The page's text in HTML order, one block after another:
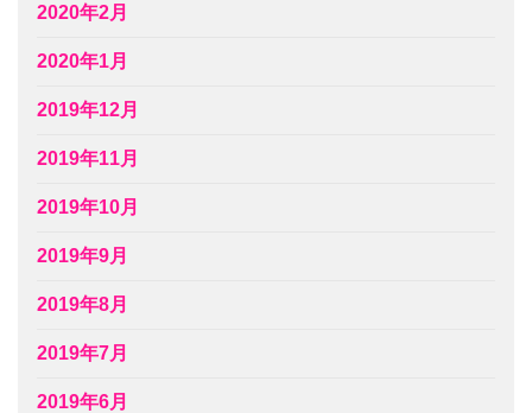
2020年2月
2020年1月
2019年12月
2019年11月
2019年10月
2019年9月
2019年8月
2019年7月
2019年6月